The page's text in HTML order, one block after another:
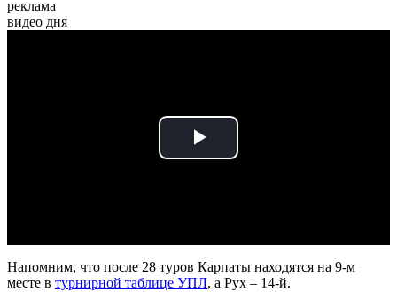
реклама
видео дня
Play
Напомним, что после 28 туров Карпаты находятся на 9-м
месте в турнирной таблице УПЛ, а Рух – 14-й.